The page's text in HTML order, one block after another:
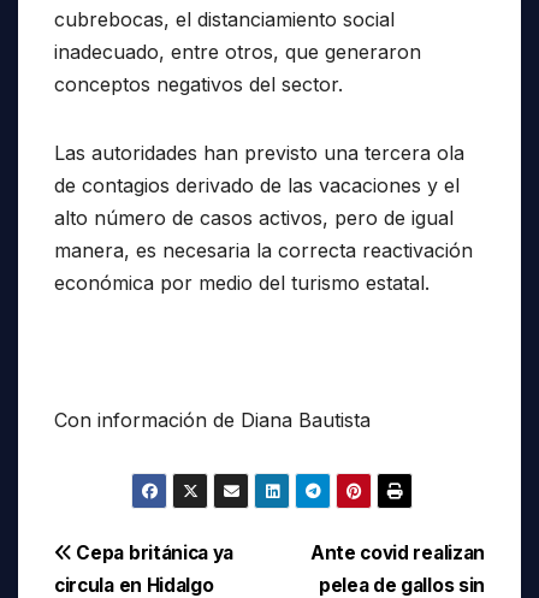
cubrebocas, el distanciamiento social
inadecuado, entre otros, que generaron
conceptos negativos del sector.
Las autoridades han previsto una tercera ola
de contagios derivado de las vacaciones y el
alto número de casos activos, pero de igual
manera, es necesaria la correcta reactivación
económica por medio del turismo estatal.
Con información de Diana Bautista
Navegación
Ante covid realizan
pelea de gallos sin
Cepa británica ya
circula en Hidalgo